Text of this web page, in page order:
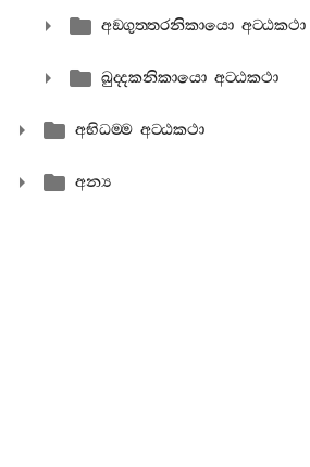
අඞ‍්ගුත‍්තරනිකායො අට‍්ඨකථා
ඛුද‍්දකනිකායො අට‍්ඨකථා
අභිධම‍්ම අට‍්ඨකථා
අන්‍ය